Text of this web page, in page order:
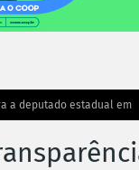
a deputado estadual em